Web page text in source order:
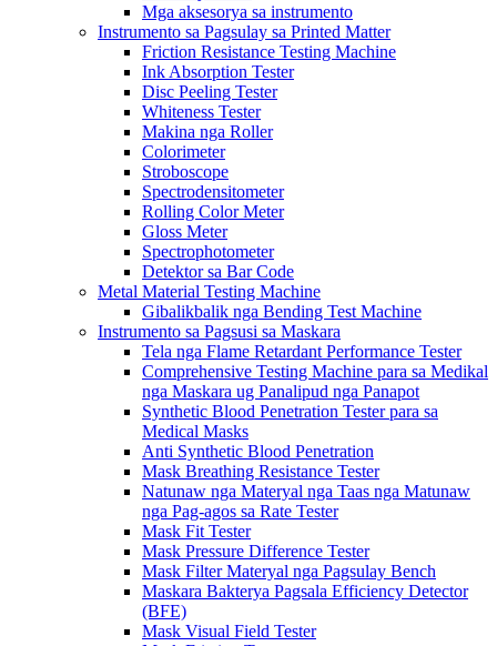
Mga aksesorya sa instrumento
Instrumento sa Pagsulay sa Printed Matter
Friction Resistance Testing Machine
Ink Absorption Tester
Disc Peeling Tester
Whiteness Tester
Makina nga Roller
Colorimeter
Stroboscope
Spectrodensitometer
Rolling Color Meter
Gloss Meter
Spectrophotometer
Detektor sa Bar Code
Metal Material Testing Machine
Gibalikbalik nga Bending Test Machine
Instrumento sa Pagsusi sa Maskara
Tela nga Flame Retardant Performance Tester
Comprehensive Testing Machine para sa Medikal
nga Maskara ug Panalipud nga Panapot
Synthetic Blood Penetration Tester para sa
Medical Masks
Anti Synthetic Blood Penetration
Mask Breathing Resistance Tester
Natunaw nga Materyal nga Taas nga Matunaw
nga Pag-agos sa Rate Tester
Mask Fit Tester
Mask Pressure Difference Tester
Mask Filter Materyal nga Pagsulay Bench
Maskara Bakterya Pagsala Efficiency Detector
(BFE)
Mask Visual Field Tester